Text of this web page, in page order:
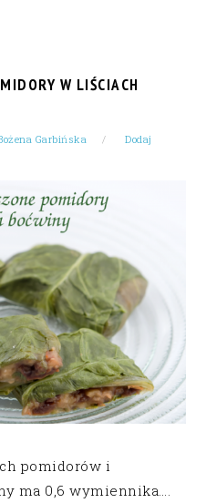
W LIŚCIACH
Garbińska
Dodaj
pomidorów i
ma 0,6 wymiennika….